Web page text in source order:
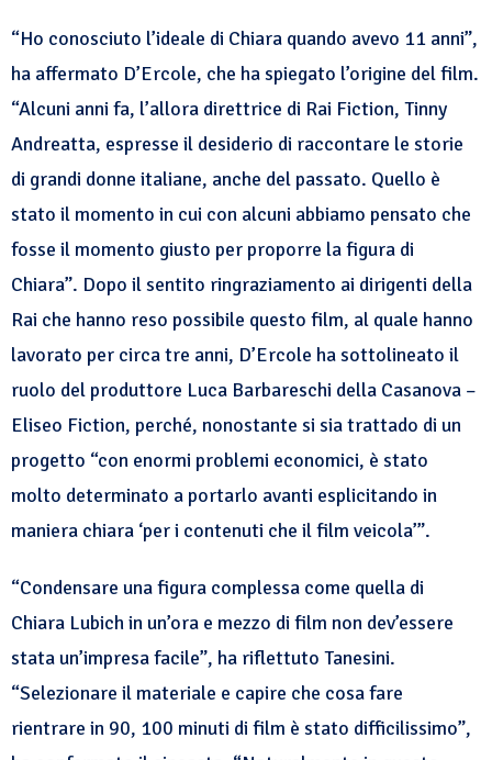
“Ho conosciuto l’ideale di Chiara quando avevo 11 anni”,
ha affermato D’Ercole, che ha spiegato l’origine del film.
“Alcuni anni fa, l’allora direttrice di Rai Fiction, Tinny
Andreatta, espresse il desiderio di raccontare le storie
di grandi donne italiane, anche del passato. Quello è
stato il momento in cui con alcuni abbiamo pensato che
fosse il momento giusto per proporre la figura di
Chiara”. Dopo il sentito ringraziamento ai dirigenti della
Rai che hanno reso possibile questo film, al quale hanno
lavorato per circa tre anni, D’Ercole ha sottolineato il
ruolo del produttore Luca Barbareschi della Casanova –
Eliseo Fiction, perché, nonostante si sia trattado di un
progetto “con enormi problemi economici, è stato
molto determinato a portarlo avanti esplicitando in
maniera chiara ‘per i contenuti che il film veicola’”.
“Condensare una figura complessa come quella di
Chiara Lubich in un’ora e mezzo di film non dev’essere
stata un’impresa facile”, ha riflettuto Tanesini.
“Selezionare il materiale e capire che cosa fare
rientrare in 90, 100 minuti di film è stato difficilissimo”,